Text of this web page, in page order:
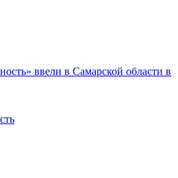
ввели в Самарской области в